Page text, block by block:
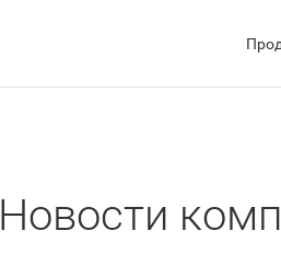
Новости